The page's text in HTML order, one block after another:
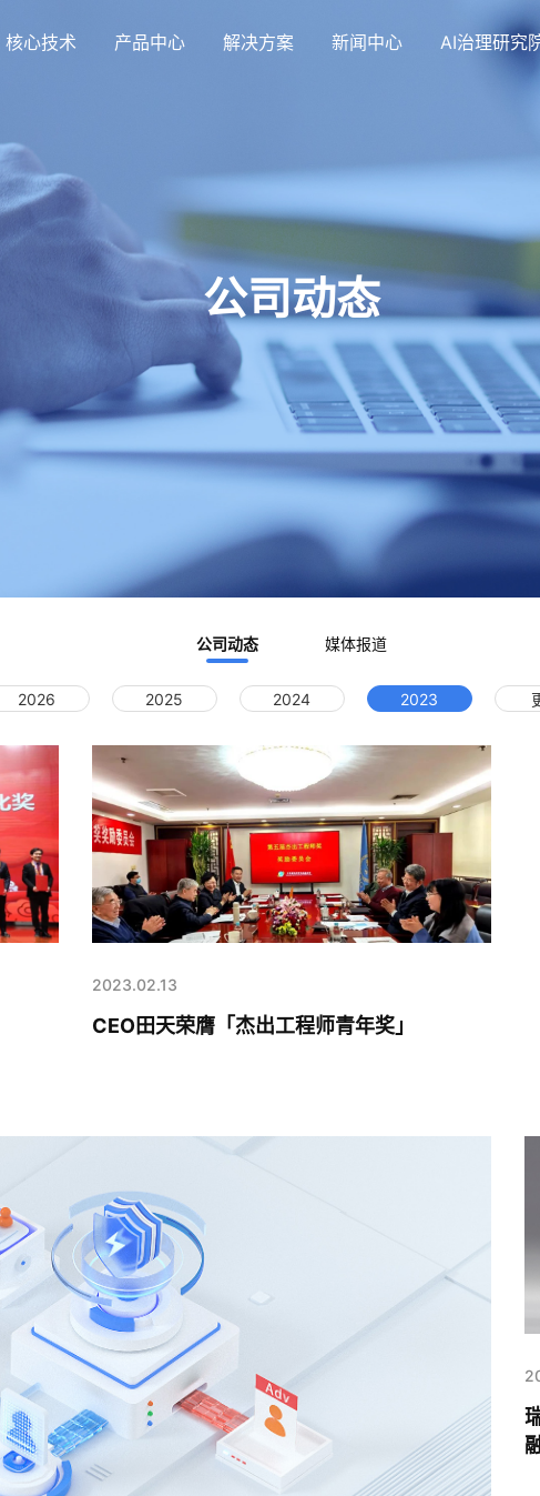
核心技术 产品中心 解决方案 新闻中心 AI治理研究
公司动态
公司动态 媒体报道
2026 2025 2024 2023
2023.02.13
CEO田天荣膺「杰出工程师青年奖」